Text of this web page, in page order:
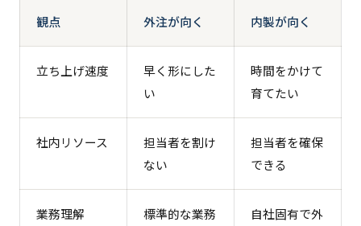
観点 外注が向く 内製が向く
立ち上げ速度
早く形にした
い
時間をかけて
育てたい
社内リソース
担当者を割け
ない
担当者を確保
できる
業務理解 標準的な業務
自社固有で外